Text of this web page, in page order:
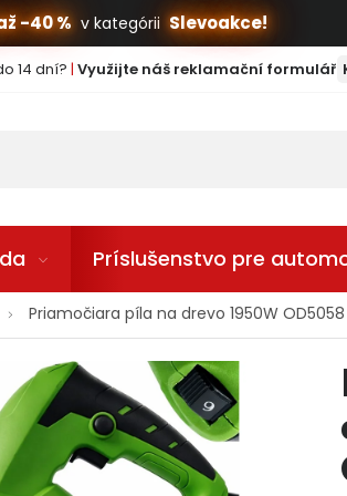
-40 % v kategórii Slevoakce!
14 dní? | Využijte náš reklamační formulář
Príslušenstvo pre
Priamočiara píla na drevo 1950W OD5058